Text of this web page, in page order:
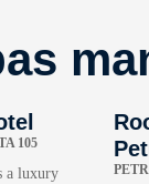
105
a luxury